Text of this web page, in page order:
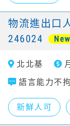
物流進出口
246024
New
北北基
語言能力不拘
新鮮人可